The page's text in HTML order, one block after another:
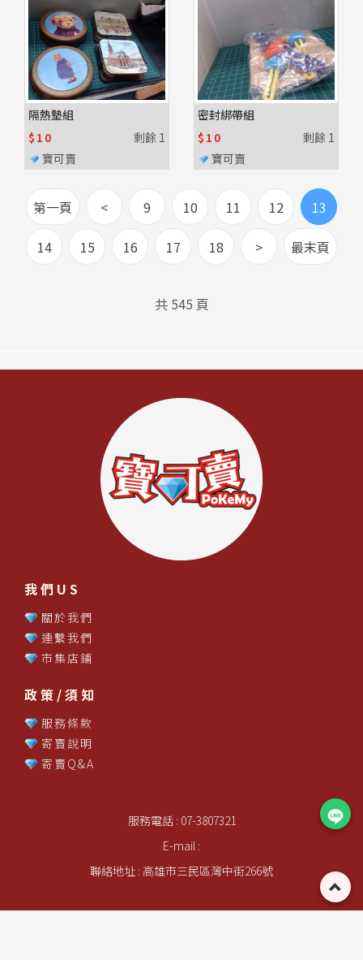
隔熱墊組
$10
剩餘 1
寶可賣
密封綁帶組
$10
剩餘 1
寶可賣
第一頁 < 9 10 11 12 13
14 15 16 17 18 > 最末頁
共 545 頁
我們US
關於我們
連繫我們
市集店鋪
政策/須知
服務條款
寄賣說明
寄賣Q&A
服務電話 : 07-3807321
E-mail :
聯絡地址 : 高雄市三民區灣中街266號